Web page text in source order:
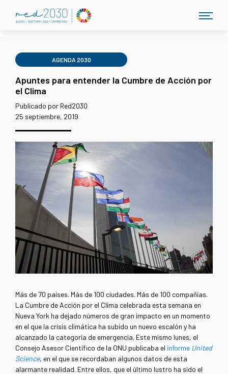
AGENDA 2030
Apuntes para entender la Cumbre de Acción por
el Clima
Publicado por Red2030
25 septiembre, 2019
Más de 70 países. Más de 100 ciudades. Más de 100 compañías.
La Cumbre de Acción por el Clima celebrada esta semana en
Nueva York ha dejado números de gran impacto en un momento
en el que la crisis climática ha subido un nuevo escalón y ha
alcanzado la categoría de emergencia. Este mismo lunes, el
Consejo Asesor Científico de la ONU publicaba el informe United
Science, en el que se recordaban algunos datos de esta
alarmante realidad. Entre ellos, que el último lustro ha sido el